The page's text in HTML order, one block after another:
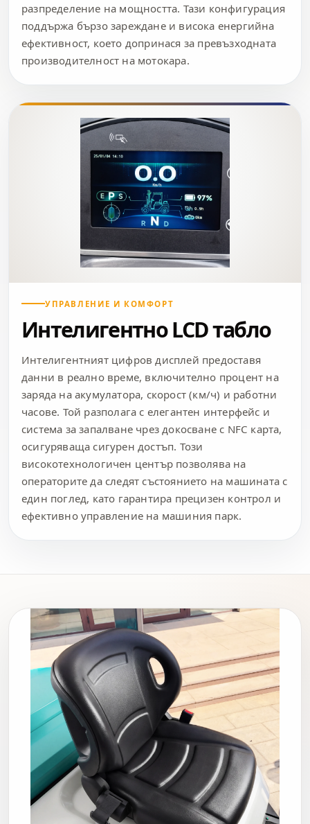
разпределение на мощността. Тази конфигурация
поддържа бързо зареждане и висока енергийна
ефективност, което допринася за превъзходната
производителност на мотокара.
УПРАВЛЕНИЕ И КОМФОРТ
Интелигентно LCD табло
Интелигентният цифров дисплей предоставя
данни в реално време, включително процент на
заряда на акумулатора, скорост (км/ч) и работни
часове. Той разполага с елегантен интерфейс и
система за запалване чрез докосване с NFC карта,
осигуряваща сигурен достъп. Този
високотехнологичен център позволява на
операторите да следят състоянието на машината с
един поглед, като гарантира прецизен контрол и
ефективно управление на машиния парк.